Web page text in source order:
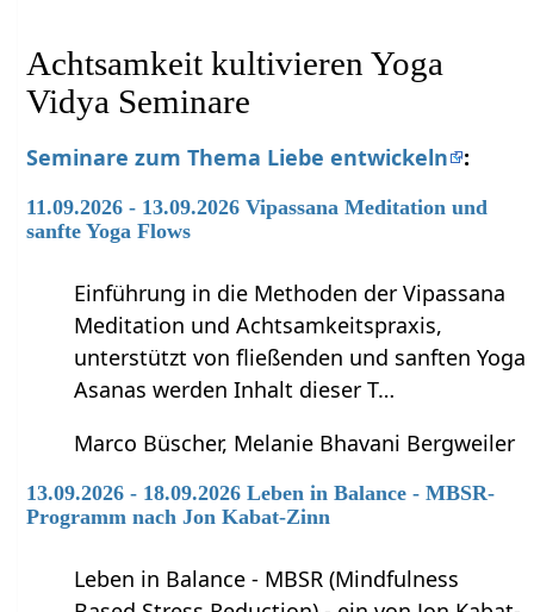
Achtsamkeit kultivieren Yoga
Vidya Seminare
Seminare zum Thema Liebe entwickeln :
11.09.2026 - 13.09.2026 Vipassana Meditation und
sanfte Yoga Flows
Einführung in die Methoden der Vipassana
Meditation und Achtsamkeitspraxis,
unterstützt von fließenden und sanften Yoga
Asanas werden Inhalt dieser T…
Marco Büscher, Melanie Bhavani Bergweiler
13.09.2026 - 18.09.2026 Leben in Balance - MBSR-
Programm nach Jon Kabat-Zinn
Leben in Balance - MBSR (Mindfulness